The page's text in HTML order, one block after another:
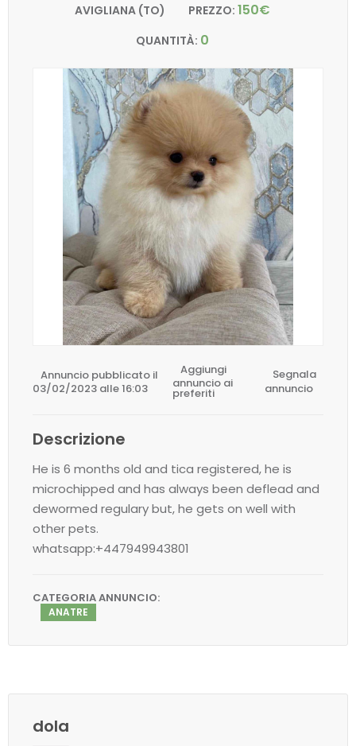
AVIGLIANA (TO) PREZZO: 150€
QUANTITÀ: 0
Annuncio pubblicato il
03/02/2023 alle 16:03
Aggiungi
annuncio ai
preferiti
Segnala
annuncio
Descrizione
He is 6 months old and tica registered, he is
microchipped and has always been deflead and
dewormed regulary but, he gets on well with
other pets.
whatsapp:+447949943801
CATEGORIA ANNUNCIO:
ANATRE
dola